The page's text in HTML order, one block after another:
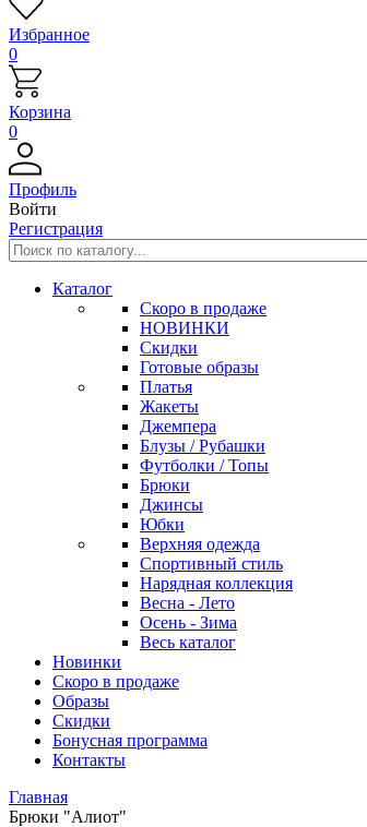
Избранное
0
Корзина
0
Профиль
Войти
Регистрация
Каталог
Скоро в продаже
НОВИНКИ
Скидки
Готовые образы
Платья
Жакеты
Джемпера
Блузы / Рубашки
Футболки / Топы
Брюки
Джинсы
Юбки
Верхняя одежда
Спортивный стиль
Нарядная коллекция
Весна - Лето
Осень - Зима
Весь каталог
Новинки
Скоро в продаже
Образы
Скидки
Бонусная программа
Контакты
Главная
Брюки "Алиот"